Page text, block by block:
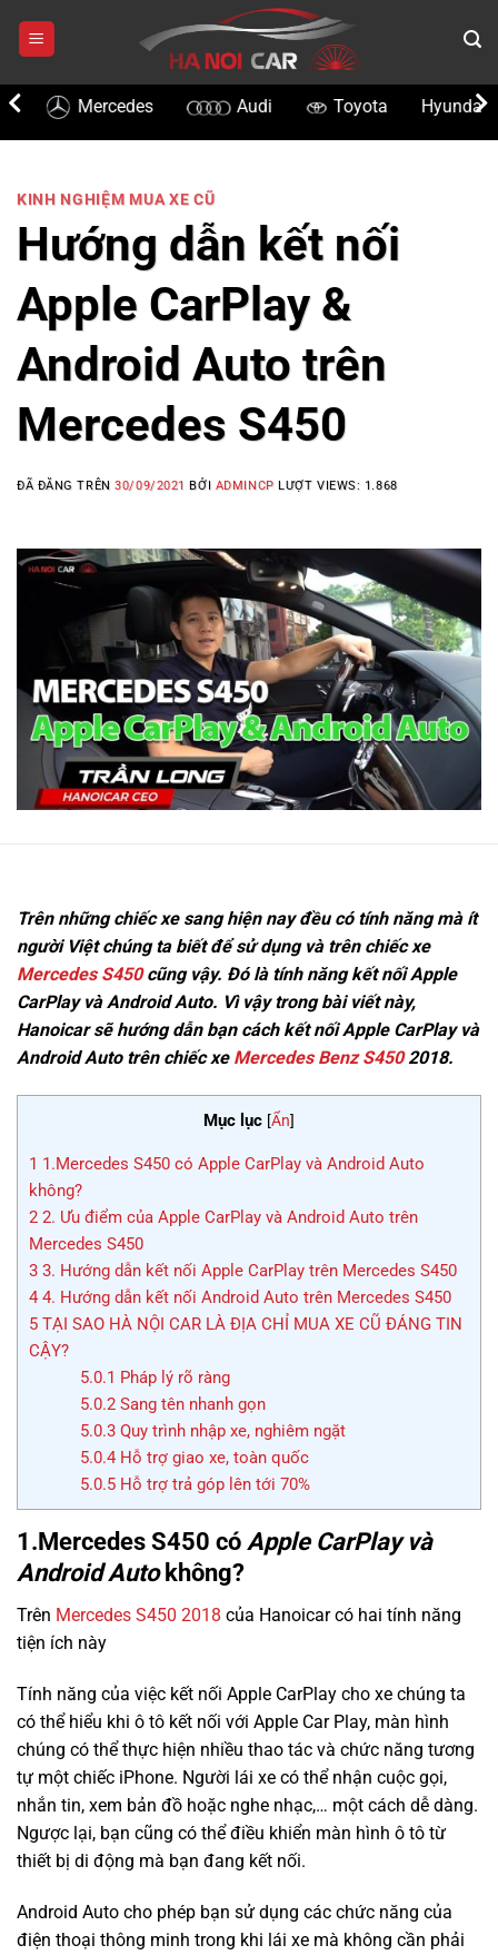
dung
Mercedes Audi Toyota Hyundai
KINH NGHIỆM MUA XE CŨ
Hướng dẫn kết nối
Apple CarPlay &
Android Auto trên
Mercedes S450
ĐÃ ĐĂNG TRÊN30/09/2021 BỞI ADMINCP LƯỢT VIEWS: 1.868
Trên những chiếc xe sang hiện nay đều có tính năng mà ít
người Việt chúng ta biết để sử dụng và trên chiếc xe
Mercedes S450cũng vậy. Đó là tính năng kết nối Apple
CarPlay và Android Auto. Vì vậy trong bài viết này,
Hanoicar sẽ hướng dẫn bạn cách kết nối Apple CarPlay và
Android Auto trên chiếc xe Mercedes Benz S4502018.
Mục lục [Ẩn]
1 1.Mercedes S450 có Apple CarPlay và Android Auto
không?
2 2. Ưu điểm của Apple CarPlay và Android Auto trên
Mercedes S450
3 3. Hướng dẫn kết nối Apple CarPlay trên Mercedes S450
4 4. Hướng dẫn kết nối Android Auto trên Mercedes S450
5 TẠI SAO HÀ NỘI CAR LÀ ĐỊA CHỈ MUA XE CŨ ĐÁNG TIN
CẬY?
5.0.1 Pháp lý rõ ràng
5.0.2Sang tên nhanh gọn
5.0.3Quy trình nhập xe, nghiêm ngặt
5.0.4Hỗ trợ giao xe, toàn quốc
5.0.5Hỗ trợ trả góp lên tới 70%
1.Mercedes S450 có Apple CarPlay và
Android Autokhông?
Trên Mercedes S450 2018 của Hanoicar có hai tính năng
tiện ích này
Tính năng của việc kết nối Apple CarPlay cho xe chúng ta
có thể hiểu khi ô tô kết nối với Apple Car Play, màn hình
chúng có thể thực hiện nhiều thao tác và chức năng tương
tự một chiếc iPhone. Người lái xe có thể nhận cuộc gọi,
nhắn tin, xem bản đồ hoặc nghe nhạc,… một cách dễ dàng.
Ngược lại, bạn cũng có thể điều khiển màn hình ô tô từ
thiết bị di động mà bạn đang kết nối.
Android Auto cho phép bạn sử dụng các chức năng của
điện thoại thông minh trong khi lái xe mà không cần phải